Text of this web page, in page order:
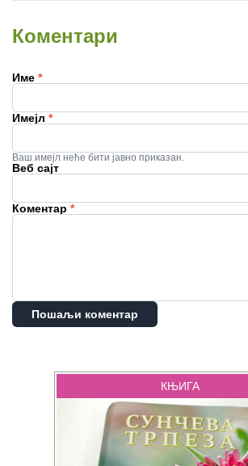
Коментари
Име *
Имејл *
Ваш имејл неће бити јавно приказан.
Веб сајт
Коментар *
Пошаљи коментар
КЊИГА